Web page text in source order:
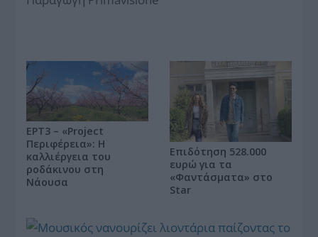
ΕΡΤ3 – «Project
Περιφέρεια»: Η
καλλιέργεια του
ροδάκινου στη
Νάουσα
Επιδότηση 528.000
ευρώ για τα
«Φαντάσματα» στο
Star